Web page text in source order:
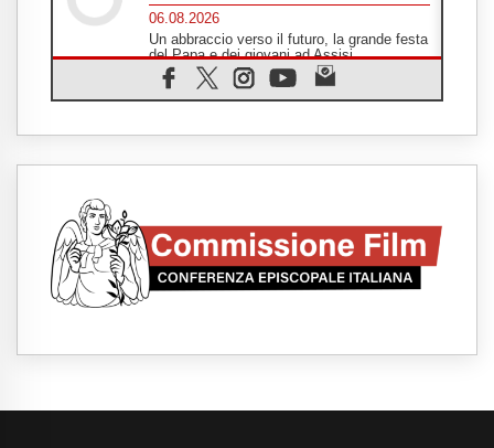
06.08.2026
Un abbraccio verso il futuro, la grande festa
del Papa e dei giovani ad Assisi
06.08.2026
Il grazie dei giovani al Papa: "Oggi ci
Leone XIV: la rivoluzione del Vangelo
06.08.2026
Fra Marco Vianelli: alla scuola di san
Francesco per imparare il Vangelo della
pace